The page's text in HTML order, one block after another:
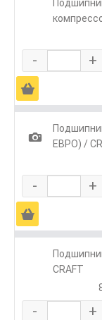
- +
Ä
1
ЕВРО) /
- +
Ä
CRAFT
- +